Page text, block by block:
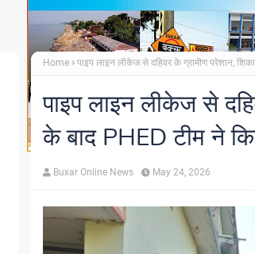
Home पाइप लाइन लीकेज से दहिवर के ग्रामीण परेशान,
पाइप लाइन लीकेज से
के बाद PHED टीम ने
Buxar Online News May 24, 2026